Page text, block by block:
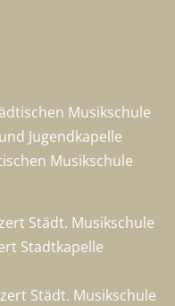
Musikschule
Jugendkapelle
Musikschule
Städt. Musikschule
Stadtkapelle
Städt. Musikschule